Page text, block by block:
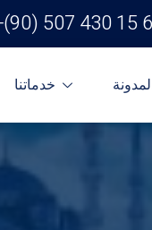
507 430 15
خدماتنا المدونة